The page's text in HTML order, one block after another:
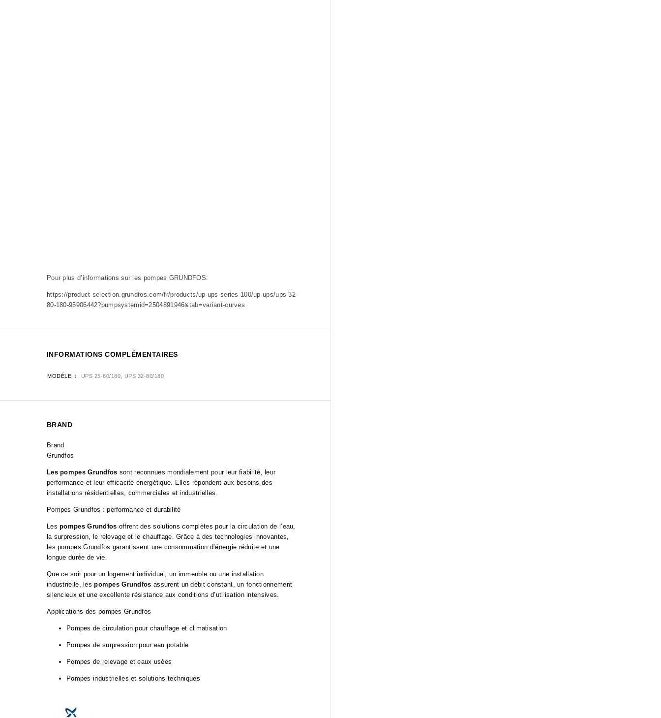
Pour plus d’informations sur les pompes GRUNDFOS:
https://product-selection.grundfos.com/fr/products/up-ups-series-100/up-ups/ups-32-
80-180-95906442?pumpsystemid=2504891946&tab=variant-curves
INFORMATIONS COMPLÉMENTAIRES
MODÉLE : UPS 25-80/180, UPS 32-80/180
BRAND
Brand
Grundfos
Les pompes Grundfos sont reconnues mondialement pour leur fiabilité, leur
performance et leur efficacité énergétique. Elles répondent aux besoins des
installations résidentielles, commerciales et industrielles.
Pompes Grundfos : performance et durabilité
Lespompes Grundfos offrent des solutions complètes pour la circulation de l’eau,
la surpression, le relevage et le chauffage. Grâce à des technologies innovantes,
les pompes Grundfos garantissent une consommation d’énergie réduite et une
longue durée de vie.
Que ce soit pour un logement individuel, un immeuble ou une installation
industrielle, lespompes Grundfos assurent un débit constant, un fonctionnement
silencieux et une excellente résistance aux conditions d’utilisation intensives.
Applications des pompes Grundfos
Pompes de circulation pour chauffage et climatisation
Pompes de surpression pour eau potable
Pompes de relevage et eaux usées
Pompes industrielles et solutions techniques